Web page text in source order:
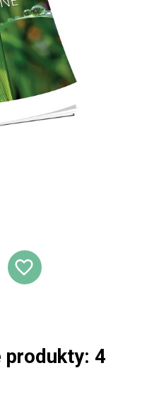
DO
DODAJ DO
produkty: 4